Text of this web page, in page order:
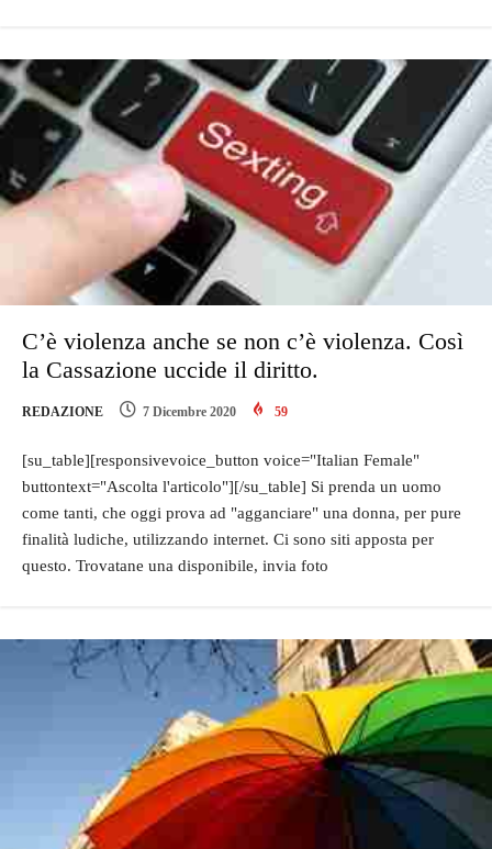
C’è violenza anche se non c’è violenza. Così
la Cassazione uccide il diritto.
REDAZIONE 7 Dicembre 2020 59
[su_table][responsivevoice_button voice="Italian Female"
buttontext="Ascolta l'articolo"][/su_table] Si prenda un uomo
come tanti, che oggi prova ad "agganciare" una donna, per pure
finalità ludiche, utilizzando internet. Ci sono siti apposta per
questo. Trovatane una disponibile, invia foto